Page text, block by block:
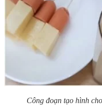
Công đoạn tạo hình